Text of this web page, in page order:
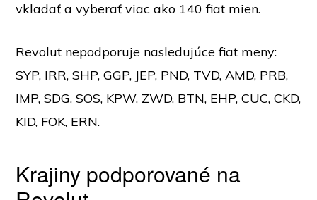
vkladať a vyberať viac ako 140 fiat mien.
Revolut nepodporuje nasledujúce fiat meny:
SYP, IRR, SHP, GGP, JEP, PND, TVD, AMD, PRB,
IMP, SDG, SOS, KPW, ZWD, BTN, EHP, CUC, CKD,
KID, FOK, ERN.
Krajiny podporované na